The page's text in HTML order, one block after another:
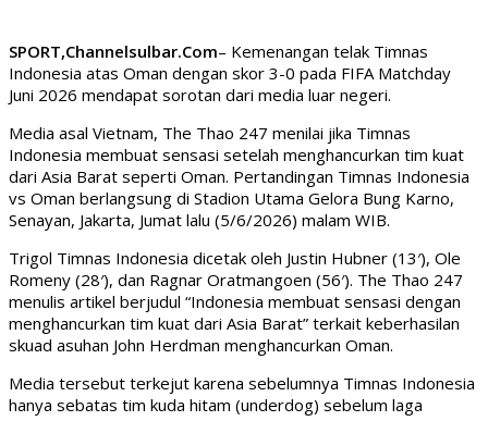
SPORT,Channelsulbar.Com– Kemenangan telak Timnas
Indonesia atas Oman dengan skor 3-0 pada FIFA Matchday
Juni 2026 mendapat sorotan dari media luar negeri.
Media asal Vietnam, The Thao 247 menilai jika Timnas
Indonesia membuat sensasi setelah menghancurkan tim kuat
dari Asia Barat seperti Oman. Pertandingan Timnas Indonesia
vs Oman berlangsung di Stadion Utama Gelora Bung Karno,
Senayan, Jakarta, Jumat lalu (5/6/2026) malam WIB.
Trigol Timnas Indonesia dicetak oleh Justin Hubner (13′), Ole
Romeny (28′), dan Ragnar Oratmangoen (56′). The Thao 247
menulis artikel berjudul “Indonesia membuat sensasi dengan
menghancurkan tim kuat dari Asia Barat” terkait keberhasilan
skuad asuhan John Herdman menghancurkan Oman.
Media tersebut terkejut karena sebelumnya Timnas Indonesia
hanya sebatas tim kuda hitam (underdog) sebelum laga